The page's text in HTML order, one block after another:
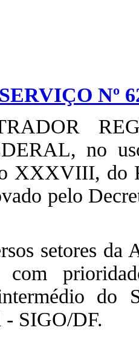
Nº
no
XXXVIII, do
pelo
setores da
do
- SIGO/DF.